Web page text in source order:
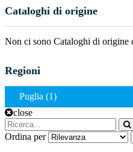
Cataloghi di origine
Non ci sono Cataloghi di origine
Regioni
Puglia (1)
close
Ordina per